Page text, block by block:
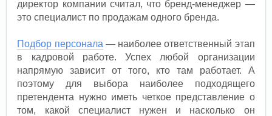
директор компании считал, что бренд-менеджер —
это специалист по продажам одного бренда.
Подбор персонала — наиболее ответственный этап
в кадровой работе. Успех любой организации
напрямую зависит от того, кто там работает. А
поэтому для выбора наиболее подходящего
претендента нужно иметь четкое представление о
том, какой специалист нужен и насколько он